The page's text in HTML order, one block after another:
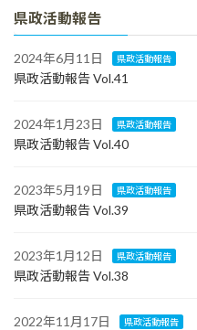
県政活動報告
2024年6月11日 県政活動報告
県政活動報告 Vol.41
2024年1月23日 県政活動報告
県政活動報告 Vol.40
2023年5月19日 県政活動報告
県政活動報告 Vol.39
2023年1月12日 県政活動報告
県政活動報告 Vol.38
2022年11月17日 県政活動報告